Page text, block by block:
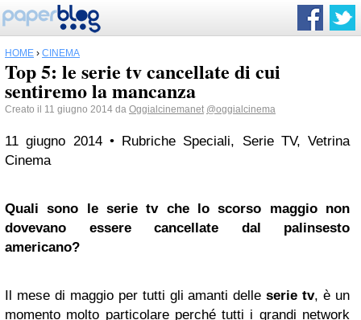
HOME › CINEMA
Top 5: le serie tv cancellate di cui
sentiremo la mancanza
Creato il 11 giugno 2014 da Oggialcinemanet @oggialcinema
11 giugno 2014 • Rubriche Speciali, Serie TV, Vetrina
Cinema
Quali sono le serie tv che lo scorso maggio non
dovevano essere cancellate dal palinsesto
americano?
Il mese di maggio per tutti gli amanti delleserie tv, è un
momento molto particolare perché tutti i grandi network